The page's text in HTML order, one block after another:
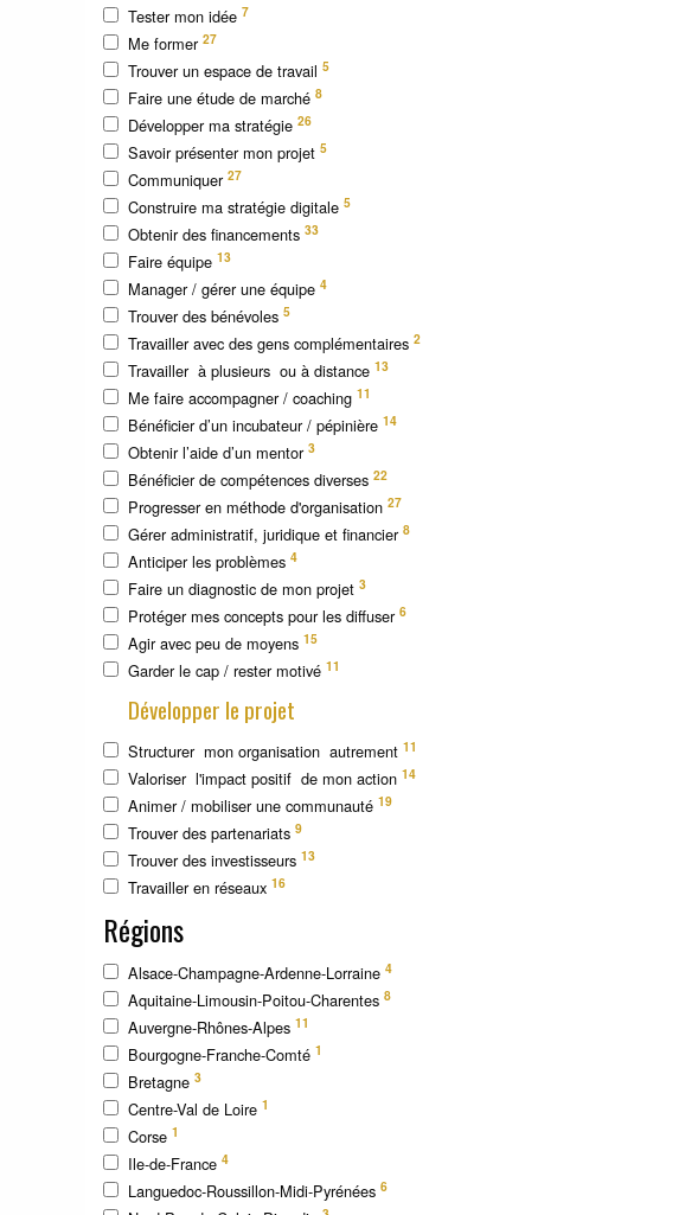
Tester mon idée 7
Me former 27
Trouver un espace de travail 5
Faire une étude de marché 8
Développer ma stratégie 26
Savoir présenter mon projet 5
Communiquer 27
Construire ma stratégie digitale 5
Obtenir des financements 33
Faire équipe 13
Manager / gérer une équipe 4
Trouver des bénévoles 5
Travailler avec des gens complémentaires 2
Travailler à plusieurs ou à distance 13
Me faire accompagner / coaching 11
Bénéficier d’un incubateur / pépinière 14
Obtenir l’aide d’un mentor 3
Bénéficier de compétences diverses 22
Progresser en méthode d'organisation 27
Gérer administratif, juridique et financier 8
Anticiper les problèmes 4
Faire un diagnostic de mon projet 3
Protéger mes concepts pour les diffuser 6
Agir avec peu de moyens 15
Garder le cap / rester motivé 11
Développer le projet
Structurer mon organisation autrement 11
Valoriser l'impact positif de mon action 14
Animer / mobiliser une communauté 19
Trouver des partenariats 9
Trouver des investisseurs 13
Travailler en réseaux 16
Régions
Alsace-Champagne-Ardenne-Lorraine 4
Aquitaine-Limousin-Poitou-Charentes 8
Auvergne-Rhônes-Alpes 11
Bourgogne-Franche-Comté 1
Bretagne 3
Centre-Val de Loire 1
Corse 1
Ile-de-France 4
Languedoc-Roussillon-Midi-Pyrénées 6